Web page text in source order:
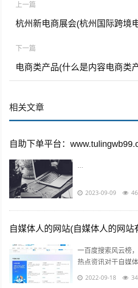
上一篇
杭州新电商展会(杭州国际跨境
下一篇
电商类产品(什么是内容电商类
相关文章
2023-09-09
自媒体人的网站(自媒体人的网站
一百度搜索风云榜
热点资讯对于自媒
己的流量问题而自
2022-09-18